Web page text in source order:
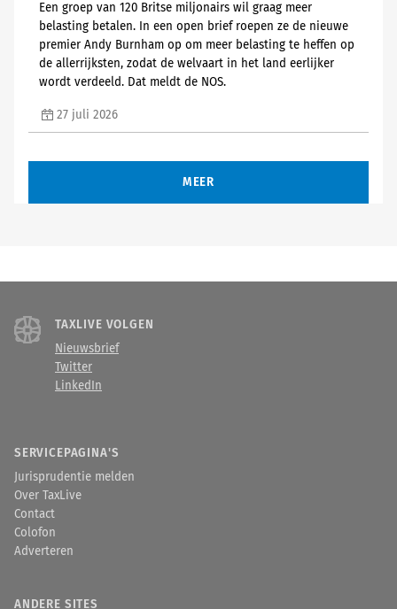
Een groep van 120 Britse miljonairs wil graag meer
belasting betalen. In een open brief roepen ze de nieuwe
premier Andy Burnham op om meer belasting te heffen op
de allerrijksten, zodat de welvaart in het land eerlijker
wordt verdeeld. Dat meldt de NOS.
27 juli 2026
MEER
TAXLIVE VOLGEN
Nieuwsbrief
Twitter
LinkedIn
SERVICEPAGINA'S
Jurisprudentie melden
Over TaxLive
Contact
Colofon
Adverteren
ANDERE SITES